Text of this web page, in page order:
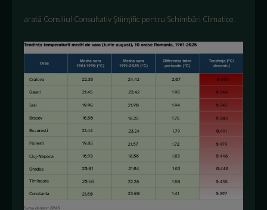
arată Consiliul Consultativ Științific pentru Schimbări Climatice.